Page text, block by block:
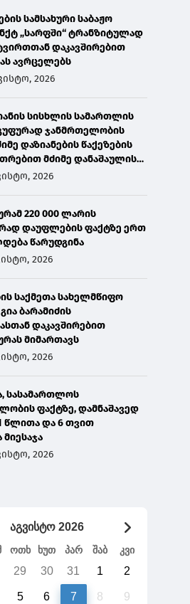
სამსახური საბაჟო
„სარფში“ ტრანზიტულად
დაკავშირებით
ავრცელებს
2026
სისხლის სამართლის
ჯანმრთელობის
დაზიანების წაქეზების
მძიმე დანაშაულის
ფაქტებზე ორ პირს
2026
220 000 ლარის
დაუფლების ფაქტზე ერთ
წარუდგინა
2026
საქმეთა სახელმწიფო
ბარამიძის
დაკავშირებით
მიმართავს
2026
სასამართლოს
ფაქტზე, დამნაშავედ
წლითა და 6 თვით
2026
აგვისტო 2026
ოთხ ხუთ პარ შაბ კვი
29 30 31 1 2
5 6 7 8 9